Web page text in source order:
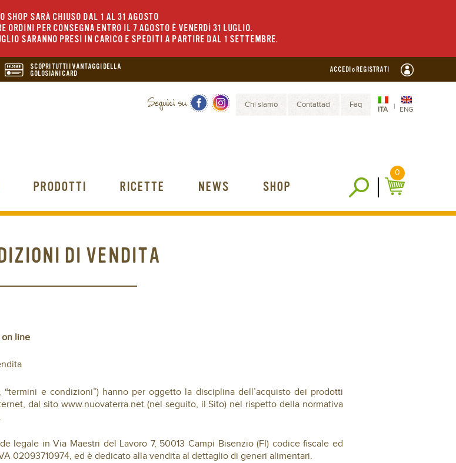
SHOP SARÀ CHIUSO DAL 1 AL 31 AGOSTO
ORDINI PER CONSEGNA ENTRO IL 7 AGOSTO È VENERDÌ 31 LUGLIO.
SARANNO PRESI IN CARICO E SPEDITI A PARTIRE DAL 1 SETTEMBRE.
SCOPRI TUTTI I VANTAGGI DELLA
GOLOSIANI CARD
ACCEDI o REGISTRATI
ITA | ENG
Chi siamo Contattaci Faq
PRODOTTI RICETTE NEWS SHOP
0
DI VENDITA
on line
e condizioni”) hanno per oggetto la disciplina dell’acquisto dei prodotti
dal sito www.nuovaterra.net (nel seguito, il Sito) nel rispetto della normativa
legale in Via Maestri del Lavoro 7, 50013 Campi Bisenzio (FI) codice fiscale ed
02093710974, ed è dedicato alla vendita al dettaglio di generi alimentari.